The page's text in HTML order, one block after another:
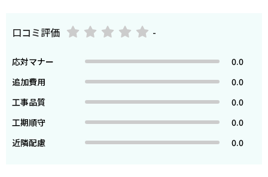
口コミ評価 -
応対マナー
0.0
追加費用
0.0
工事品質
0.0
工期順守
0.0
近隣配慮
0.0